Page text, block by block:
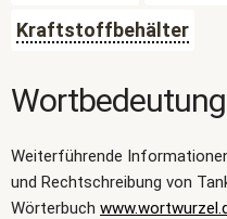
Kraftstoffbehälter
Wortbedeutung
Weiterführende
und Rechtschreibung von
Wörterbuch